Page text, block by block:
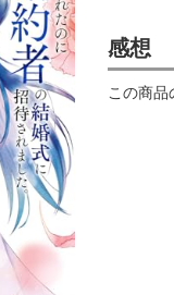
感想
この商品